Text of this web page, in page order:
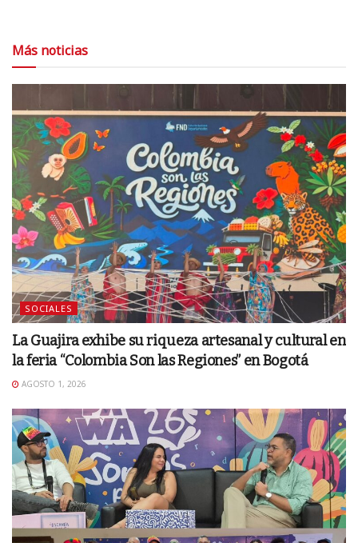
Más noticias
SOCIALES
La Guajira exhibe su riqueza artesanal y cultural en
la feria “Colombia Son las Regiones” en Bogotá
AGOSTO 1, 2026